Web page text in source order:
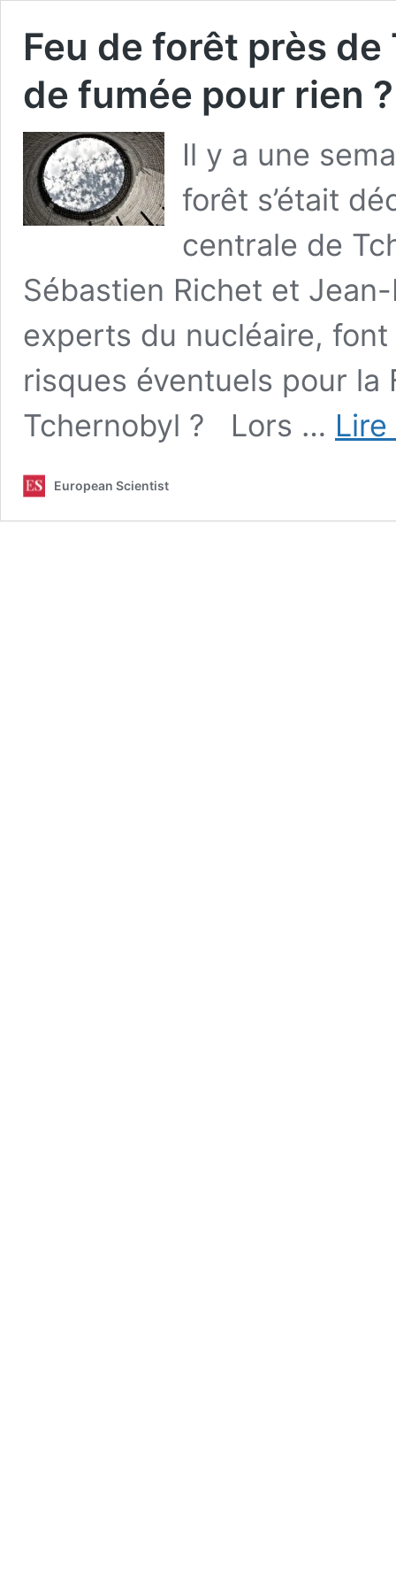
Feu de forêt près
de fumée pour rien ?
Il y a une
forêt s’était
centrale de
Sébastien Richet et
experts du nucléaire,
risques éventuels pour la
Tchernobyl ? Lors …
European Scientist